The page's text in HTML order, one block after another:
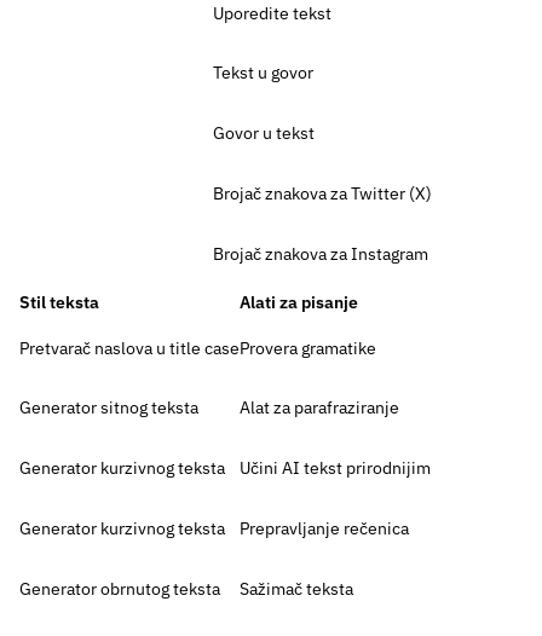
Uporedite tekst
Tekst u govor
Govor u tekst
Brojač znakova za Twitter (X)
Brojač znakova za Instagram
Stil teksta
Pretvarač naslova u title case
Generator sitnog teksta
Generator kurzivnog teksta
Generator kurzivnog teksta
Generator obrnutog teksta
Alati za pisanje
Provera gramatike
Alat za parafraziranje
Učini AI tekst prirodnijim
Prepravljanje rečenica
Sažimač teksta